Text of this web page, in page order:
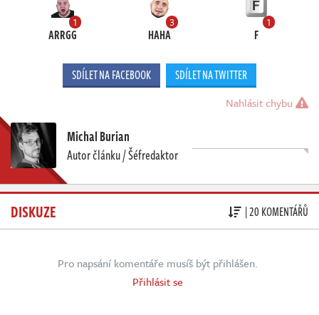
1
ARRGG
3
HAHA
1
F
SDÍLET NA FACEBOOK SDÍLET NA TWITTER
Nahlásit chybu
Michal Burian
Autor článku / Šéfredaktor
DISKUZE | 20 KOMENTÁŘŮ
Pro napsání komentáře musíš být přihlášen.
Přihlásit se